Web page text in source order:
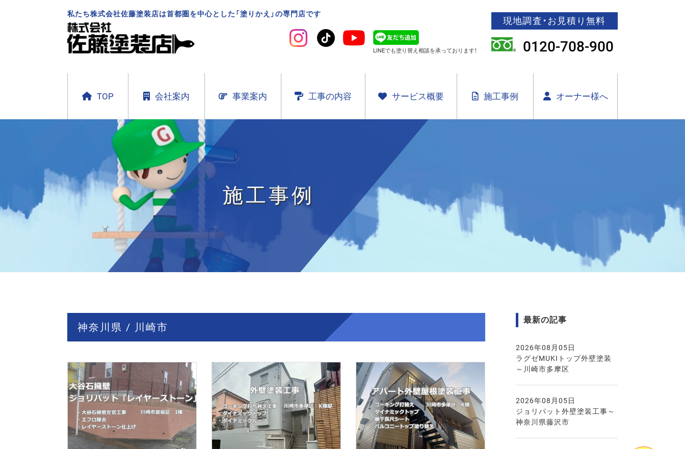
私たち株式会社佐藤塗装店は首都圏を中心とした「塗りかえ」の専門店です
LINEでも塗り替え相談を承っております！
現地調査・お見積り無料
0120-708-900
TOP 会社案内 事業案内 工事の内容 サービス概要 施工事例 オーナー様へ
施工事例
神奈川県 / 川崎市
最新の記事
2026年08月05日
ラグゼMUKIトップ外壁塗装
～川崎市多摩区
2026年08月05日
ジョリパット外壁塗装工事～
神奈川県藤沢市